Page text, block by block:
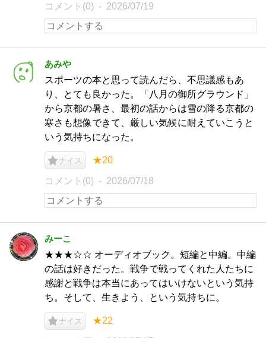
コメント(0) 2026/07/19
あみや
スポーツの本と思って読んだら、不思議感もあ
り、とても良かった。「八月の御所グラウンド」
から京都の暑さ、最初の話からは雪の降る京都の
寒さも想像できて、厳しい気候に耐えていこうと
いう気持ちになった。
ナイス ★20
コメント(0) 2026/07/18
みーこ
★★★☆☆ オーディオブック。短編と中編。中編
の話は好きだった。戦争で戦ってくれた人たちに
感謝と戦争は本当にあってはいけないという気持
ち。そして、生きよう、という気持ちに。
ナイス ★22